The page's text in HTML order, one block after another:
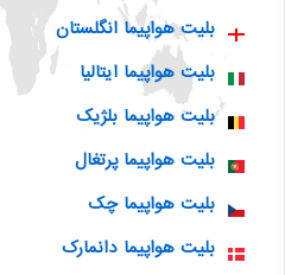
بلیت هواپیما انگلستان
بلیت هواپیما ایتالیا
بلیت هواپیما بلژیک
بلیت هواپیما پرتغال
بلیت هواپیما چک
بلیت هواپیما دانمارک